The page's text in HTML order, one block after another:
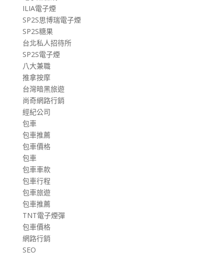
ILIA電子煙
SP2S思博瑞電子煙
SP2S糖果
台北私人招待所
SP2S電子煙
八大兼職
推拿按摩
台灣暗黑旅遊
尚奇網路行銷
經紀公司
包車
包車推薦
包車價格
包車
包車車款
包車行程
包車旅遊
包車推薦
TNT電子煙彈
包車價格
網路行銷
SEO